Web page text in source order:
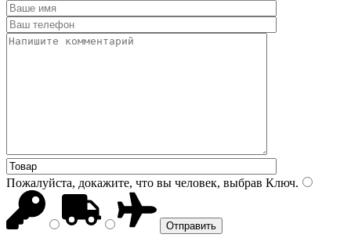
Пожалуйста, докажите, что вы человек, выбрав Ключ.